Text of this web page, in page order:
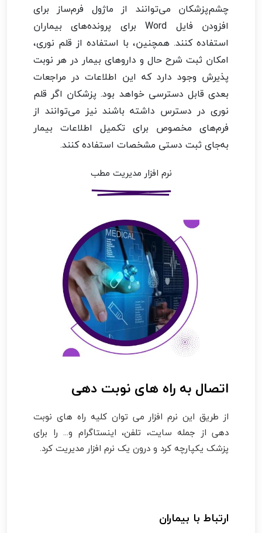
چشم‌پزشکان می‌توانند از ماژول فرم‌ساز برای
افزودن فایل Word برای پرونده‌های بیماران
استفاده کنند. همچنین، با استفاده از قلم نوری،
امکان ثبت شرح حال و داروهای بیمار در هر نوبت
پذیرش وجود دارد که این اطلاعات در مراجعات
بعدی قابل دسترسی خواهد بود. پزشکان اگر قلم
نوری در دسترس داشته باشند نیز می‌توانند از
فرم‌های مخصوص برای تکمیل اطلاعات بیمار
به‌جای ثبت دستی مشخصات استفاده کنند.
نرم افزار مدیریت مطب
اتصال به راه های نوبت دهی
از طریق این نرم افزار می توان کلیه راه های نوبت
دهی از جمله سایت، تلفن، اینستاگرام و... را برای
پزشک یکپارچه کرد و درون یک نرم افزار مدیریت کرد.
ارتباط با بیماران